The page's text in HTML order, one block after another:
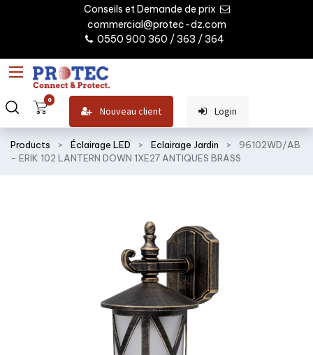
Conseils et Demande de prix
commercial@protec-dz.com
0550 900 360 / 363 / 364
0
Nouveau client Login
Products Éclairage LED Eclairage Jardin
96102WD/AB
- ERIK 102 LANTERN DOWN 1XE27 ANTIQUES BRASS